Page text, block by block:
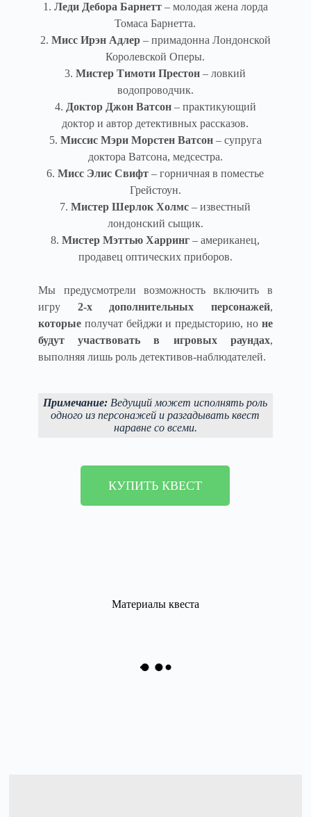
1. Леди Дебора Барнетт– молодая жена лорда
Томаса Барнетта.
2. Мисс Ирэн Адлер– примадонна Лондонской
Королевской Оперы.
3.Мистер Тимоти Престон – ловкий
водопроводчик.
4. Доктор Джон Ватсон– практикующий
доктор и автор детективных рассказов.
5. Миссис Мэри Морстен Ватсон– супруга
доктора Ватсона, медсестра.
6.Мисс Элис Свифт – горничная в поместье
Грейстоун.
7.Мистер Шерлок Холмс – известный
лондонский сыщик.
8.Мистер Мэттью Харринг – американец,
продавец оптических приборов.
Мы предусмотрели возможность включить в
игру 2-х дополнительных персонажей,
которыеполучат бейджи и предысторию, но не
будут участвовать в игровых раундах,
выполняя лишь роль детективов-наблюдателей.
Примечание: Ведущий может исполнять роль
одного из персонажей и разгадывать квест
наравне со всеми.
КУПИТЬ КВЕСТ
Материалы квеста